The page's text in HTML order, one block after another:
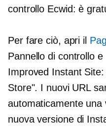
controllo Ecwid: è
Per fare ciò, apri il
Pannello di controllo
Improved Instant
Store". I nuovi URL
automaticamente una
nuova versione di